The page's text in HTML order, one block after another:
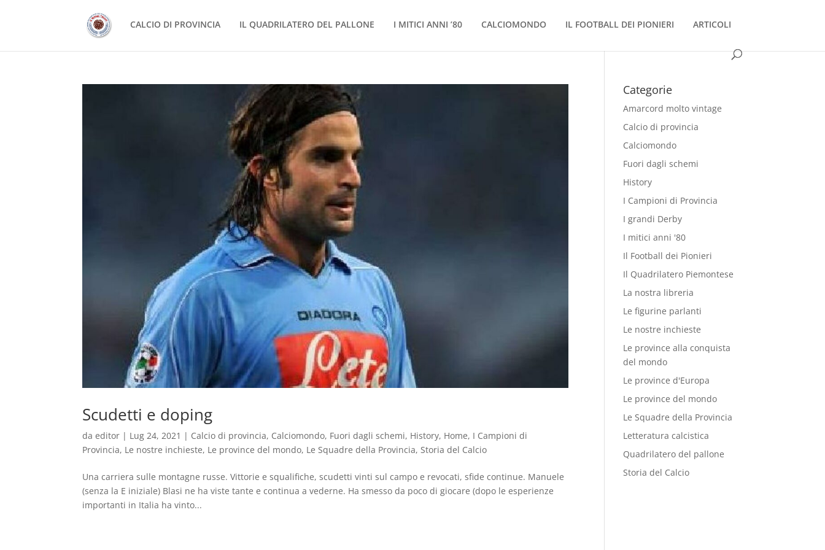
CALCIO DI PROVINCIA IL QUADRILATERO DEL PALLONE I MITICI ANNI ’80 CALCIOMONDO IL FOOTBALL DEI PIONIERI ARTICOLI
Scudetti e doping
daeditor | Lug 24, 2021 | Calcio di provincia, Calciomondo, Fuori dagli schemi, History, Home, I Campioni di
Provincia, Le nostre inchieste, Le province del mondo, Le Squadre della Provincia, Storia del Calcio
Una carriera sulle montagne russe. Vittorie e squalifiche, scudetti vinti sul campo e revocati, sfide continue. Manuele
(senza la E iniziale) Blasi ne ha viste tante e continua a vederne. Ha smesso da poco di giocare (dopo le esperienze
importanti in Italia ha vinto...
Categorie
Amarcord molto vintage
Calcio di provincia
Calciomondo
Fuori dagli schemi
History
I Campioni di Provincia
I grandi Derby
I mitici anni '80
Il Football dei Pionieri
Il Quadrilatero Piemontese
La nostra libreria
Le figurine parlanti
Le nostre inchieste
Le province alla conquista
del mondo
Le province d'Europa
Le province del mondo
Le Squadre della Provincia
Letteratura calcistica
Quadrilatero del pallone
Storia del Calcio